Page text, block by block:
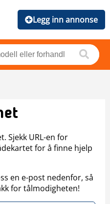
Legg inn annonse
Sjekk URL-en for
for å finne hjelp
en e-post nedenfor, så
for tålmodigheten!